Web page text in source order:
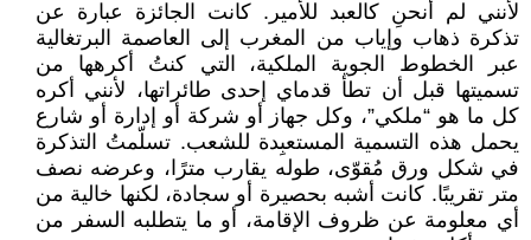
لأنني لم أنحنِ كالعبد للأمير. كانت الجائزة عبارة عن
تذكرة ذهاب وإياب من المغرب إلى العاصمة البرتغالية
عبر الخطوط الجوية الملكية، التي كنتُ أكرهها من
تسميتها قبل أن تطأ قدماي إحدى طائراتها، لأنني أكره
كل ما هو “ملكي”، وكل جهاز أو شركة أو إدارة أو شارع
يحمل هذه التسمية المستعبِدة للشعب. تسلّمتُ التذكرة
في شكل ورق مُقوّى، طوله يقارب مترًا، وعرضه نصف
متر تقريبًا. كانت أشبه بحصيرة أو سجادة، لكنها خالية من
أي معلومة عن ظروف الإقامة، أو ما يتطلبه السفر من